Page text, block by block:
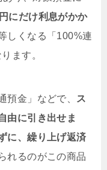
にだけ利息がかか
しくなる「100%連
ます。
預金」などで、
ス
由に引き出せま
に、繰り上げ返済
れるのがこの商品